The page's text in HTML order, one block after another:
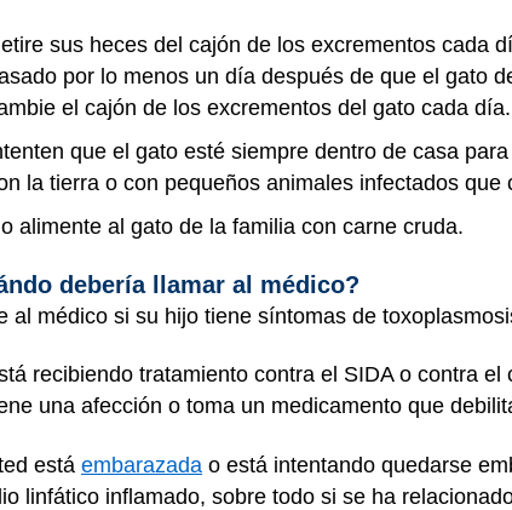
sus heces del cajón de los excrementos cada
por lo menos un día después de que el gato
el cajón de los excrementos del gato cada día.
que el gato esté siempre dentro de casa
la tierra o con pequeños animales infectados que
alimente al gato de la familia con carne cruda.
debería llamar al médico?
al médico si su hijo tiene síntomas de
recibiendo tratamiento contra el SIDA o contra el
una afección o toma un medicamento que
está embarazada o está intentando quedarse
linfático inflamado, sobre todo si se ha